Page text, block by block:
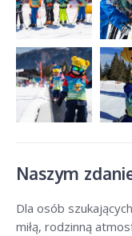
Naszym
Dla osób
miłą, rodzinną